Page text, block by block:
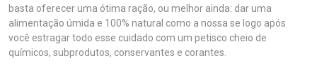
basta oferecer uma ótima ração, ou melhor ainda: dar uma
alimentação úmida e 100% natural como a nossa se logo após
você estragar todo esse cuidado com um petisco cheio de
químicos, subprodutos, conservantes e corantes.